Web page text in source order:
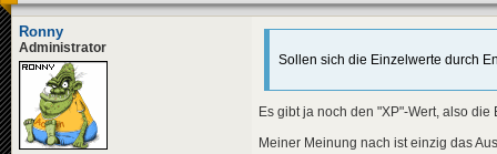
Ronny
Administrator
Sollen sich die Einzelwerte durch
Es gibt ja noch den "XP"-Wert, also
Meiner Meinung nach ist einzig das